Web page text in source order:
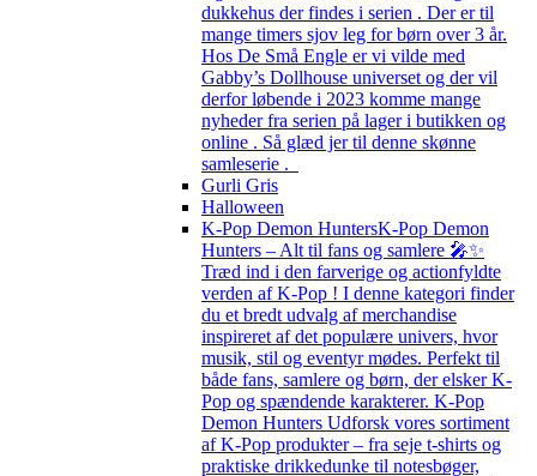
dukkehus der findes i serien . Der er til
mange timers sjov leg for børn over 3 år.
Hos De Små Engle er vi vilde med
Gabby’s Dollhouse universet og der vil
derfor løbende i 2023 komme mange
nyheder fra serien på lager i butikken og
online . Så glæd jer til denne skønne
samleserie .
Gurli Gris
Halloween
K-Pop Demon HuntersK-Pop Demon
Hunters – Alt til fans og samlere 🎤✨
Træd ind i den farverige og actionfyldte
verden af K-Pop ! I denne kategori finder
du et bredt udvalg af merchandise
inspireret af det populære univers, hvor
musik, stil og eventyr mødes. Perfekt til
både fans, samlere og børn, der elsker K-
Pop og spændende karakterer. K-Pop
Demon Hunters Udforsk vores sortiment
af K-Pop produkter – fra seje t-shirts og
praktiske drikkedunke til notesbøger,